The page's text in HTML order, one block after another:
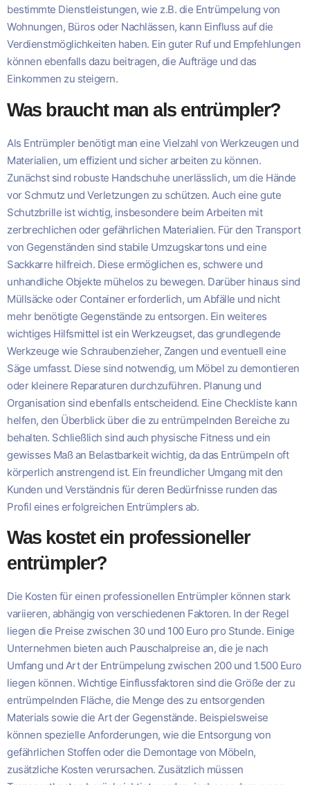
bestimmte Dienstleistungen, wie z.B. die Entrümpelung von
Wohnungen, Büros oder Nachlässen, kann Einfluss auf die
Verdienstmöglichkeiten haben. Ein guter Ruf und Empfehlungen
können ebenfalls dazu beitragen, die Aufträge und das
Einkommen zu steigern.
Was braucht man als entrümpler?
Als Entrümpler benötigt man eine Vielzahl von Werkzeugen und
Materialien, um effizient und sicher arbeiten zu können.
Zunächst sind robuste Handschuhe unerlässlich, um die Hände
vor Schmutz und Verletzungen zu schützen. Auch eine gute
Schutzbrille ist wichtig, insbesondere beim Arbeiten mit
zerbrechlichen oder gefährlichen Materialien. Für den Transport
von Gegenständen sind stabile Umzugskartons und eine
Sackkarre hilfreich. Diese ermöglichen es, schwere und
unhandliche Objekte mühelos zu bewegen. Darüber hinaus sind
Müllsäcke oder Container erforderlich, um Abfälle und nicht
mehr benötigte Gegenstände zu entsorgen. Ein weiteres
wichtiges Hilfsmittel ist ein Werkzeugset, das grundlegende
Werkzeuge wie Schraubenzieher, Zangen und eventuell eine
Säge umfasst. Diese sind notwendig, um Möbel zu demontieren
oder kleinere Reparaturen durchzuführen. Planung und
Organisation sind ebenfalls entscheidend. Eine Checkliste kann
helfen, den Überblick über die zu entrümpelnden Bereiche zu
behalten. Schließlich sind auch physische Fitness und ein
gewisses Maß an Belastbarkeit wichtig, da das Entrümpeln oft
körperlich anstrengend ist. Ein freundlicher Umgang mit den
Kunden und Verständnis für deren Bedürfnisse runden das
Profil eines erfolgreichen Entrümplers ab.
Was kostet ein professioneller
entrümpler?
Die Kosten für einen professionellen Entrümpler können stark
variieren, abhängig von verschiedenen Faktoren. In der Regel
liegen die Preise zwischen 30 und 100 Euro pro Stunde. Einige
Unternehmen bieten auch Pauschalpreise an, die je nach
Umfang und Art der Entrümpelung zwischen 200 und 1.500 Euro
liegen können. Wichtige Einflussfaktoren sind die Größe der zu
entrümpelnden Fläche, die Menge des zu entsorgenden
Materials sowie die Art der Gegenstände. Beispielsweise
können spezielle Anforderungen, wie die Entsorgung von
gefährlichen Stoffen oder die Demontage von Möbeln,
zusätzliche Kosten verursachen. Zusätzlich müssen